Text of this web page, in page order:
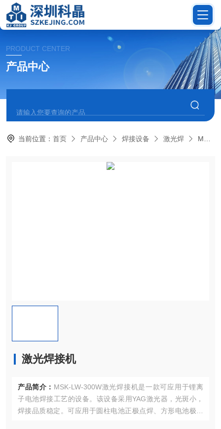
PRODUCT CENTER
产品中心
当前位置：首页 产品中心 焊接设备 激光焊 MSK-LW-300W激光焊接机
激光焊接机
产品简介： MSK-LW-300W激光焊接机是一款可应用于锂离
子电池焊接工艺的设备。该设备采用YAG激光器，光斑小，
焊接品质稳定。可应用于圆柱电池正极点焊、方形电池极耳